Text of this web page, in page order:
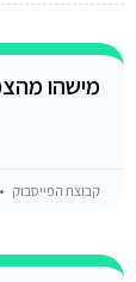
מישהו
קבוצת הפייסבוק